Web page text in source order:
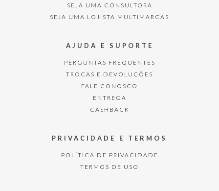
SEJA UMA CONSULTORA
SEJA UMA LOJISTA MULTIMARCAS
AJUDA E SUPORTE
PERGUNTAS FREQUENTES
TROCAS E DEVOLUÇÕES
FALE CONOSCO
ENTREGA
CASHBACK
PRIVACIDADE E TERMOS
POLÍTICA DE PRIVACIDADE
TERMOS DE USO